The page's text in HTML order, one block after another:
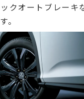
クオートブレーキ
。